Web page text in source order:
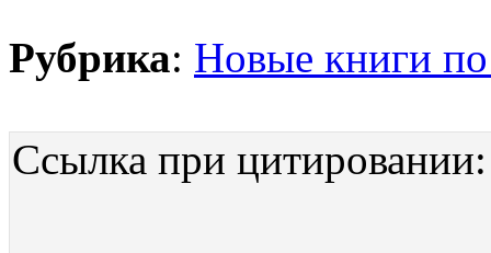
Рубрика: Новые книги
Ссылка при цитировании: